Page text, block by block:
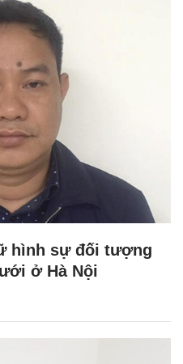
hình sự đối tượng
ở Hà Nội